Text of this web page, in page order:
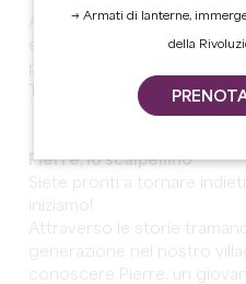
Accompagnate i vostri
ed educativo alla scoperta
patrimonio di Saint-Émilion.
Tre visite, tre esperienze
Pierre, lo scalpellino
Siete pronti a tornare
iniziamo!
Attraverso le storie
generazione nel nostro
conoscere Pierre, un
→ Armati di lanterne,
della